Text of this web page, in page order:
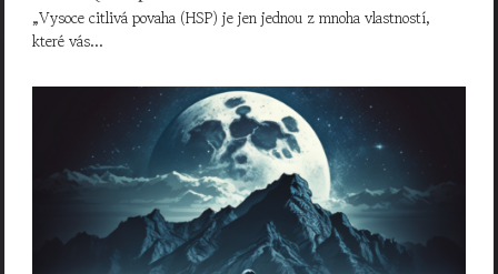
„Vysoce citlivá povaha (HSP) je jen jednou z mnoha vlastností,
které vás…